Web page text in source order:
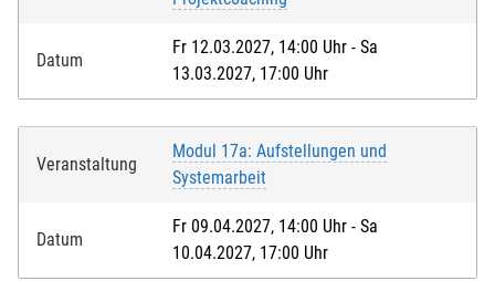
Datum
Fr 12.03.2027, 14:00 Uhr - Sa
13.03.2027, 17:00 Uhr
Veranstaltung
Modul 17a: Aufstellungen und
Systemarbeit
Datum
Fr 09.04.2027, 14:00 Uhr - Sa
10.04.2027, 17:00 Uhr